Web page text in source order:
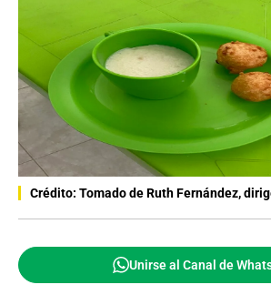
Crédito: Tomado de Ruth Fernández,
Unirse al Canal de